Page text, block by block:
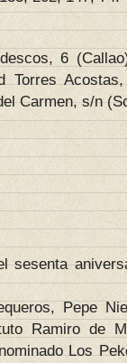
6
Torres
Carmen, s/n
sesenta
Pepe
Ramiro de
Los